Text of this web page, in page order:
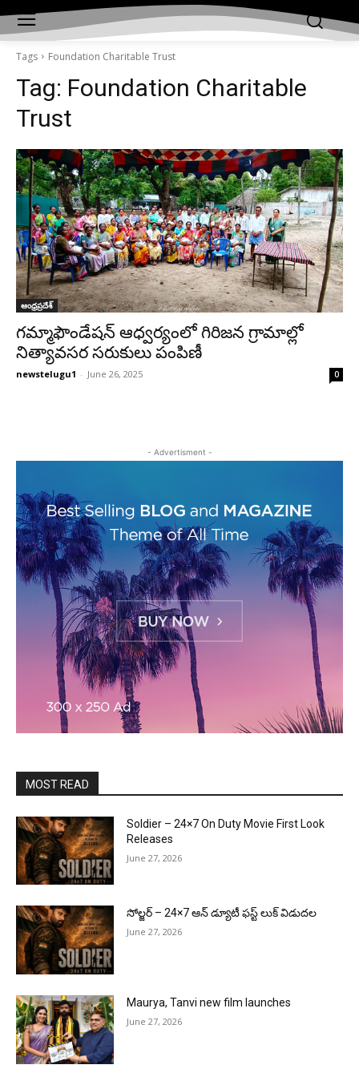
Tags Foundation Charitable Trust
Tag: Foundation Charitable
Trust
ఆంధ్రప్రదేశ్‌
గమ్మాఫౌండేషన్ ఆధ్వర్యంలో గిరిజన గ్రామాల్లో
నిత్యావసర సరుకులు పంపిణీ
newstelugu1 - June 26, 2025 0
- Advertisment -
MOST READ
Soldier – 24×7 On Duty Movie First Look
Releases
June 27, 2026
సోల్జర్ – 24×7 ఆన్ డ్యూటీ ఫస్ట్ లుక్ విడుదల
June 27, 2026
Maurya, Tanvi new film launches
June 27, 2026